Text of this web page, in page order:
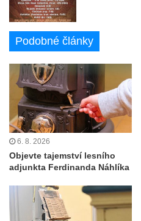
Podobné články
6. 8. 2026
Objevte tajemství lesního
adjunkta Ferdinanda Náhlíka